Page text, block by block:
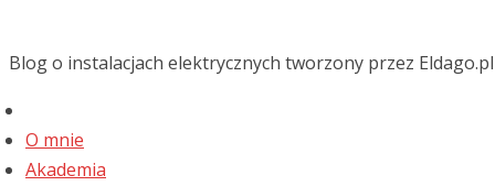
Blog o instalacjach elektrycznych tworzony przez Eldago.pl
O mnie
Akademia